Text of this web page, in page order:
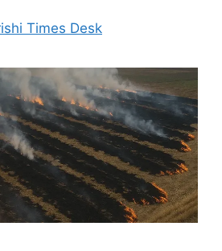
Times Desk